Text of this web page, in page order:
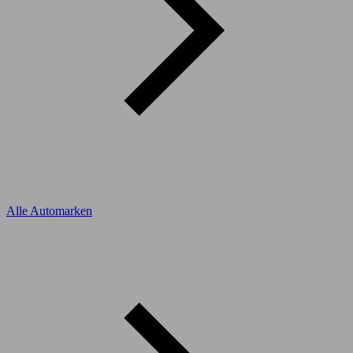
Alle Automarken